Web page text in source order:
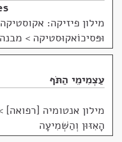
מילון פיזיקה: אקוסטיקה
וּפּסיכוֹאקוּסטיקה >
עַצְמִימֵי הַתֹּף
מילון אנטומיה [רפואה]
הָאִזּוּן וְהַשְּׁמִיעָה